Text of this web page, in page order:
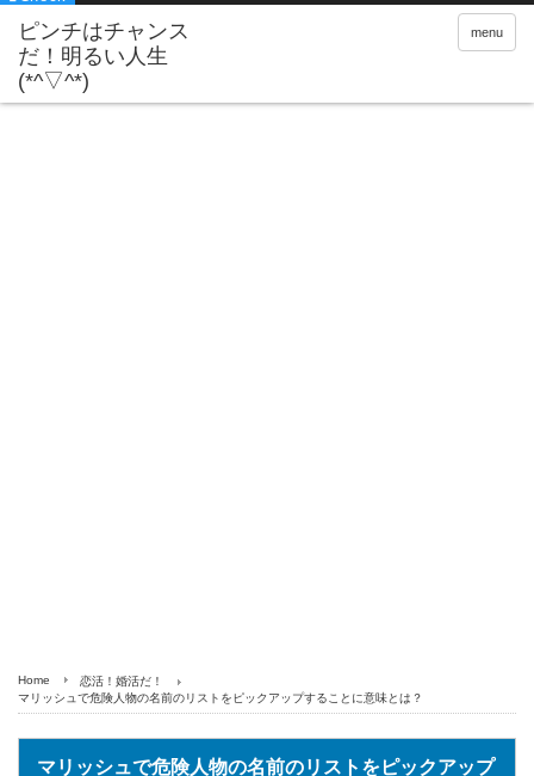
ピンチはチャンス
だ！明るい人生
(*^▽^*)
menu
Home
恋活！婚活だ！
マリッシュで危険人物の名前のリストをピックアップすることに意味とは？
マリッシュで危険人物の名前のリストをピックアップ